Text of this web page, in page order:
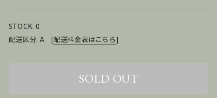
STOCK. 0
配送区分. A [配送料金表はこちら]